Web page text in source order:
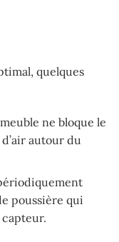
quelques
ne bloque le
autour du
poussière qui